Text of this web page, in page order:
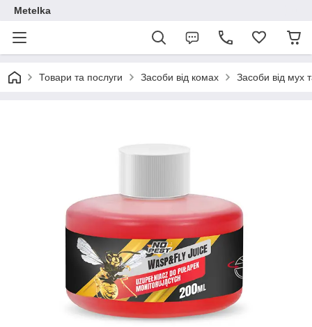
Metelka
Товари та послуги Засоби від комах Засоби від мух